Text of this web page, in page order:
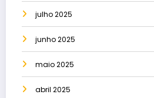
julho 2025
junho 2025
maio 2025
abril 2025